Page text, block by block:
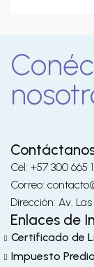
Cel: +57 300 665
Correo:
Dirección: Av.
Enlaces de
Certificado de
Impuesto